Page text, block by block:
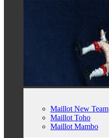
Maillot New Team
Maillot Toho
Maillot Mambo